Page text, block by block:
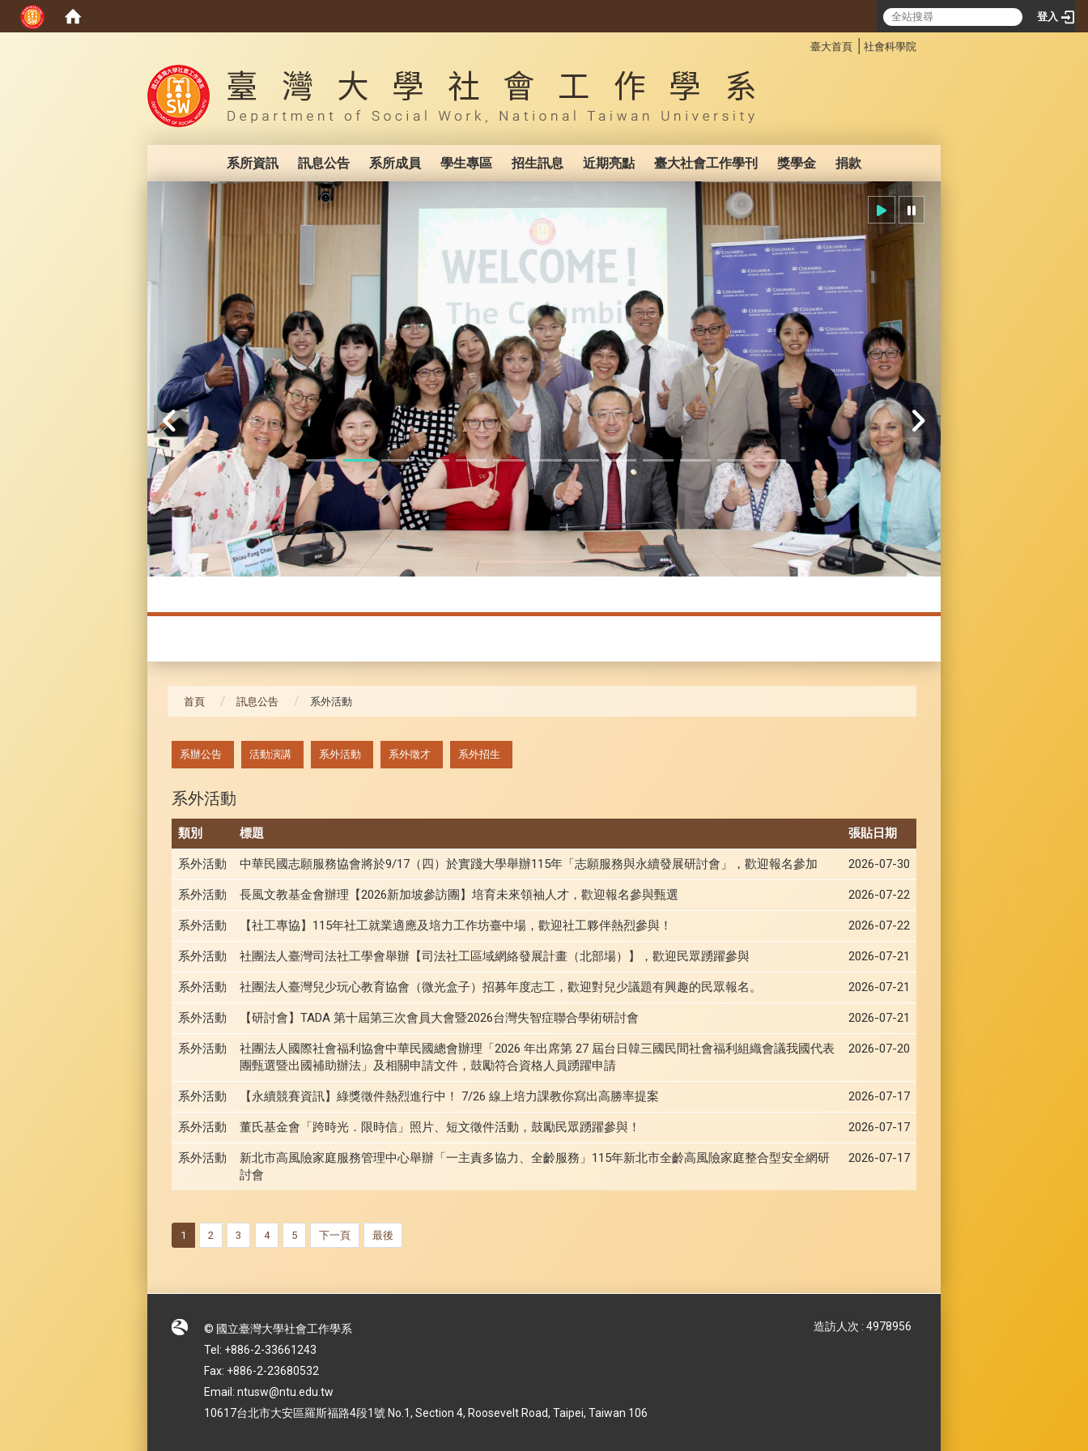
登入
臺大首頁 社會科學院
系所資訊 訊息公告 系所成員 學生專區 招生訊息 近期亮點 臺大社會工作學刊 獎學金 捐款
首頁 訊息公告 系外活動
系辦公告 活動演講 系外活動 系外徵才 系外招生
系外活動
類別 標題 張貼日期
系外活動 中華民國志願服務協會將於9/17（四）於實踐大學舉辦115年「志願服務與永續發展研討會」，歡迎報名參加 2026-07-30
系外活動 長風文教基金會辦理【2026新加坡參訪團】培育未來領袖人才，歡迎報名參與甄選 2026-07-22
系外活動 【社工專協】115年社工就業適應及培力工作坊臺中場，歡迎社工夥伴熱烈參與！ 2026-07-22
系外活動 社團法人臺灣司法社工學會舉辦【司法社工區域網絡發展計畫（北部場）】，歡迎民眾踴躍參與 2026-07-21
系外活動 社團法人臺灣兒少玩心教育協會（微光盒子）招募年度志工，歡迎對兒少議題有興趣的民眾報名。 2026-07-21
系外活動 【研討會】TADA 第十屆第三次會員大會暨2026台灣失智症聯合學術研討會 2026-07-21
系外活動
社團法人國際社會福利協會中華民國總會辦理「2026 年出席第 27 屆台日韓三國民間社會福利組織會議我國代表
團甄選暨出國補助辦法」及相關申請文件，鼓勵符合資格人員踴躍申請
2026-07-20
系外活動 【永續競賽資訊】綠獎徵件熱烈進行中！ 7/26 線上培力課教你寫出高勝率提案 2026-07-17
系外活動 董氏基金會「跨時光．限時信」照片、短文徵件活動，鼓勵民眾踴躍參與！ 2026-07-17
系外活動
新北市高風險家庭服務管理中心舉辦「一主責多協力、全齡服務」115年新北市全齡高風險家庭整合型安全網研
討會
2026-07-17
1 2 3 4 5 下一頁 最後
© 國立臺灣大學社會工作學系
Tel: +886-2-33661243
Fax: +886-2-23680532
Email: ntusw@ntu.edu.tw
10617台北市大安區羅斯福路4段1號 No.1, Section 4, Roosevelt Road, Taipei, Taiwan 106
造訪人次 : 4978956